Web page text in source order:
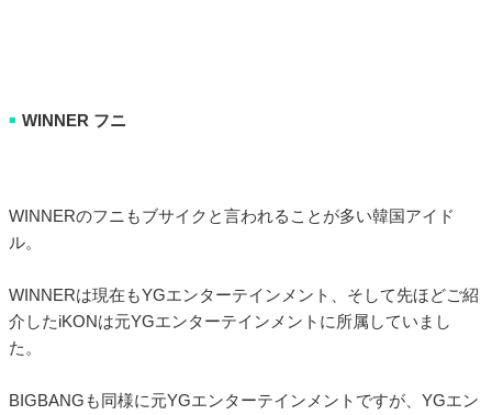
■ WINNER フニ
WINNERのフニもブサイクと言われることが多い韓国アイド
ル。
WINNERは現在もYGエンターテインメント、そして先ほどご紹
介したiKONは元YGエンターテインメントに所属していまし
た。
BIGBANGも同様に元YGエンターテインメントですが、YGエン